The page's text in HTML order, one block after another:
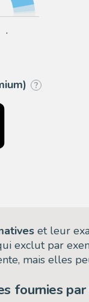
?
et leur
exclut par
mais elles
fournies